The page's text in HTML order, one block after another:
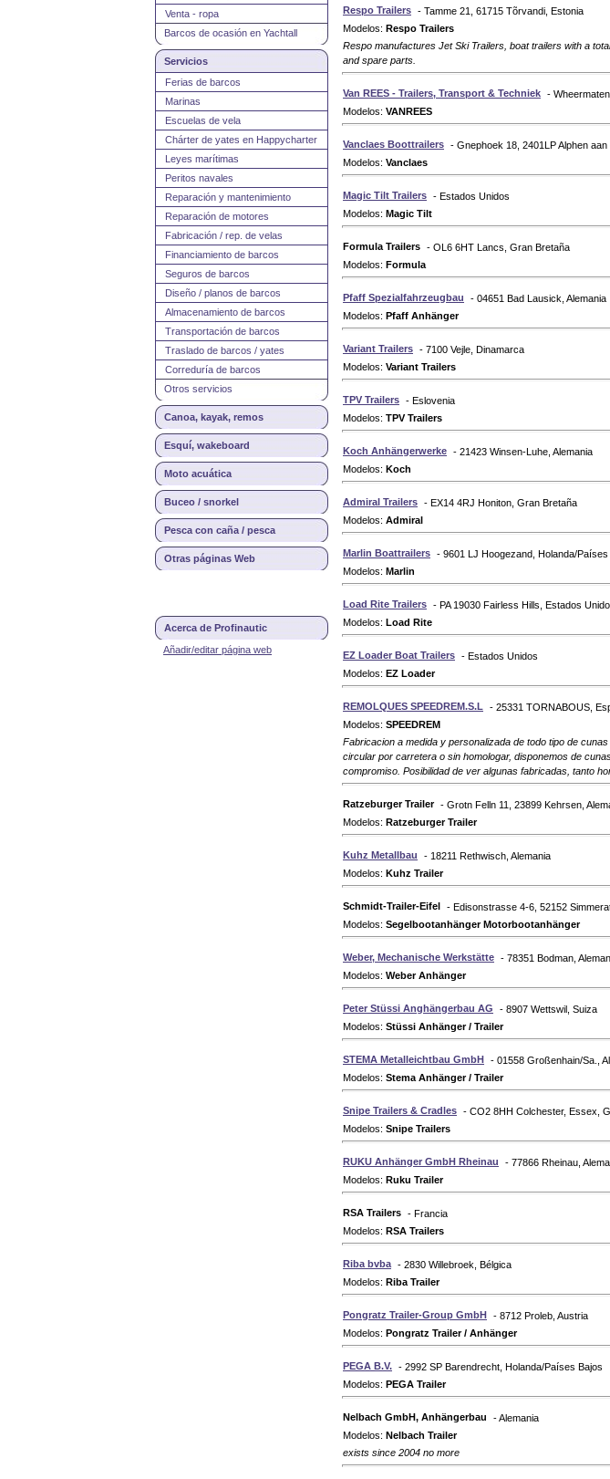
Venta - ropa
Barcos de ocasión en Yachtall
Servicios
Ferias de barcos
Marinas
Escuelas de vela
Chárter de yates en Happycharter
Leyes marítimas
Peritos navales
Reparación y mantenimiento
Reparación de motores
Fabricación / rep. de velas
Financiamiento de barcos
Seguros de barcos
Diseño / planos de barcos
Almacenamiento de barcos
Transportación de barcos
Traslado de barcos / yates
Correduría de barcos
Otros servicios
Canoa, kayak, remos
Esquí, wakeboard
Moto acuática
Buceo / snorkel
Pesca con caña / pesca
Otras páginas Web
Acerca de Profinautic
Añadir/editar página web
Respo Trailers - Tamme 21, 61715 Tõrvandi, Estonia
Modelos: Respo Trailers
Respo manufactures Jet Ski Trailers, boat trailers with a
and spare parts.
Van REES - Trailers, Transport & Techniek -
Modelos: VANREES
Vanclaes Boottrailers - Gnephoek 18, 2401LP Alphen
Modelos: Vanclaes
Magic Tilt Trailers - Estados Unidos
Modelos: Magic Tilt
Formula Trailers - OL6 6HT Lancs, Gran Bretaña
Modelos: Formula
Pfaff Spezialfahrzeugbau
- 04651 Bad Lausick, Alemania
Modelos: Pfaff Anhänger
Variant Trailers - 7100 Vejle, Dinamarca
Modelos: Variant Trailers
TPV Trailers - Eslovenia
Modelos: TPV Trailers
Koch Anhängerwerke - 21423 Winsen-Luhe, Alemania
Modelos: Koch
Admiral Trailers - EX14 4RJ Honiton, Gran Bretaña
Modelos: Admiral
Marlin Boattrailers - 9601 LJ Hoogezand, Holanda/Países
Modelos: Marlin
Load Rite Trailers - PA 19030 Fairless Hills, Estados
Modelos: Load Rite
EZ Loader Boat Trailers - Estados Unidos
Modelos: EZ Loader
REMOLQUES SPEEDREM.S.L
- 25331 TORNABOUS,
Modelos: SPEEDREM
Fabricacion a medida y personalizada de todo tipo de
circular por carretera o sin homologar, disponemos de
compromiso. Posibilidad de ver algunas fabricadas, tanto
Ratzeburger Trailer - Grotn Felln 11, 23899 Kehrsen,
Modelos: Ratzeburger Trailer
Kuhz Metallbau
- 18211 Rethwisch, Alemania
Modelos: Kuhz Trailer
Schmidt-Trailer-Eifel - Edisonstrasse 4-6, 52152
Modelos: Segelbootanhänger Motorbootanhänger
Weber, Mechanische Werkstätte - 78351 Bodman,
Modelos: Weber Anhänger
Peter Stüssi Anghängerbau AG
- 8907 Wettswil, Suiza
Modelos: Stüssi Anhänger / Trailer
STEMA Metalleichtbau GmbH - 01558 Großenhain/Sa.,
Modelos: Stema Anhänger / Trailer
Snipe Trailers & Cradles - CO2 8HH Colchester, Essex,
Modelos: Snipe Trailers
RUKU Anhänger GmbH Rheinau
- 77866 Rheinau,
Modelos: Ruku Trailer
RSA Trailers - Francia
Modelos: RSA Trailers
Riba bvba - 2830 Willebroek, Bélgica
Modelos: Riba Trailer
Pongratz Trailer-Group GmbH - 8712 Proleb, Austria
Modelos: Pongratz Trailer / Anhänger
PEGA B.V. - 2992 SP Barendrecht, Holanda/Países Bajos
Modelos: PEGA Trailer
Nelbach GmbH, Anhängerbau
- Alemania
Modelos: Nelbach Trailer
exists since 2004 no more